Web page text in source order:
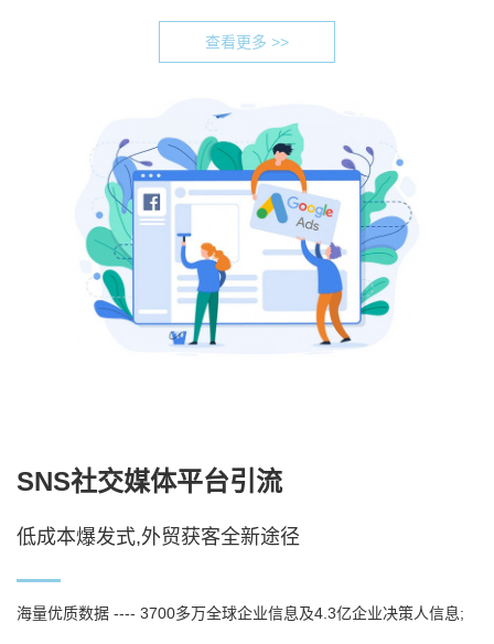
查看更多 >>
SNS社交媒体平台引流
低成本爆发式,外贸获客全新途径
海量优质数据 ---- 3700多万全球企业信息及4.3亿企业决策人信息;